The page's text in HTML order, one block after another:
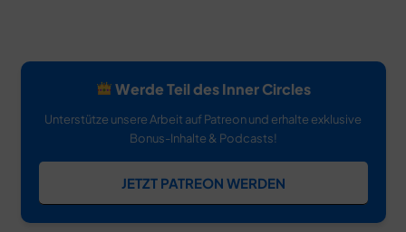
Werde Teil des Inner Circles
Unterstütze unsere Arbeit auf Patreon und erhalte exklusive
Bonus-Inhalte & Podcasts!
JETZT PATREON WERDEN